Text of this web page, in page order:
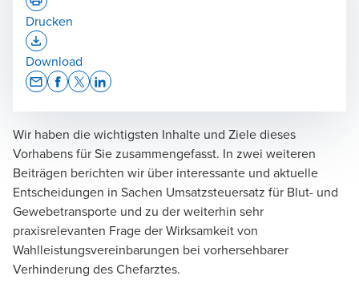
Wir haben die wichtigsten Inhalte und Ziele dieses
Vorhabens für Sie zusammengefasst. In zwei weiteren
Beiträgen berichten wir über interessante und aktuelle
Entscheidungen in Sachen Umsatzsteuersatz für Blut- und
Gewebetransporte und zu der weiterhin sehr
praxisrelevanten Frage der Wirksamkeit von
Wahlleistungsvereinbarungen bei vorhersehbarer
Verhinderung des Chefarztes.
Drucken
Download